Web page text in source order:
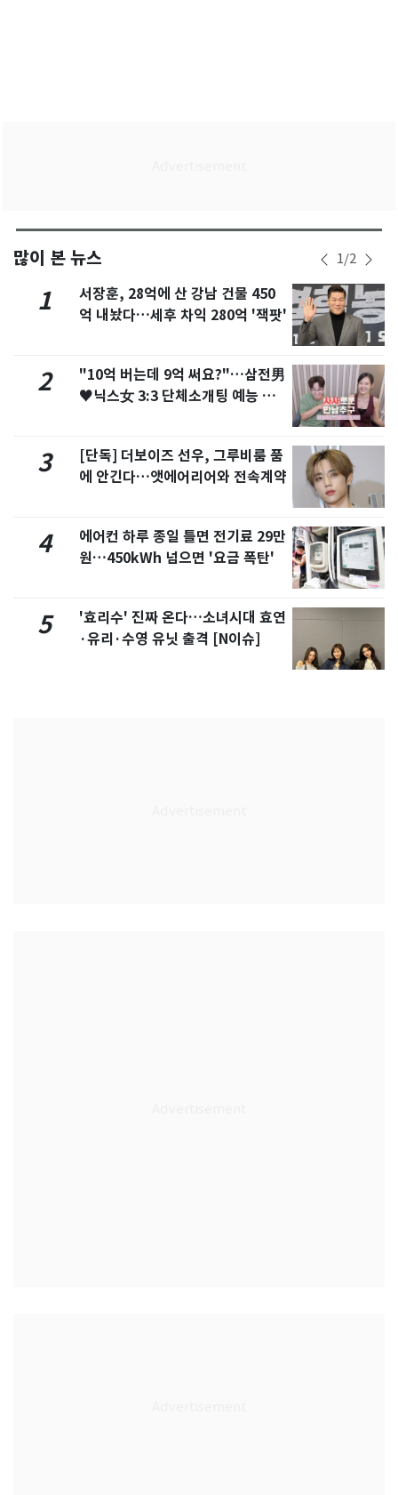
많이 본 뉴스 1/2
1
서장훈, 28억에 산 강남 건물 450
억 내놨다…세후 차익 280억 '잭팟'
2
"10억 버는데 9억 써요?"…삼전男
♥닉스女 3:3 단체소개팅 예능 화
3
[단독] 더보이즈 선우, 그루비룸 품
에 안긴다…앳에어리어와 전속계약
4
에어컨 하루 종일 틀면 전기료 29만
원…450kWh 넘으면 '요금 폭탄'
5
'효리수' 진짜 온다…소녀시대 효연
·유리·수영 유닛 출격 [N이슈]